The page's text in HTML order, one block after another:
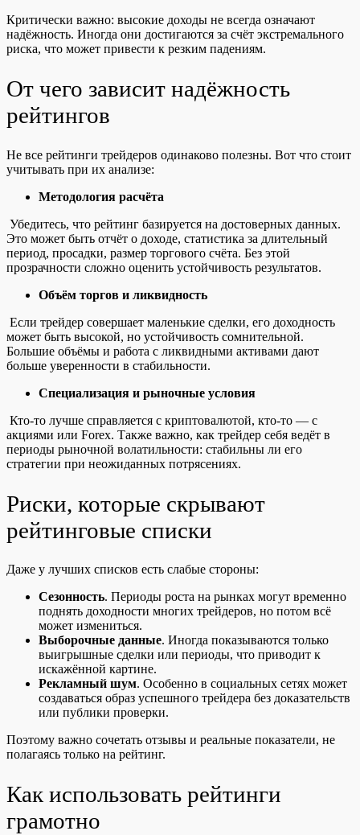
Критически важно: высокие доходы не всегда означают
надёжность. Иногда они достигаются за счёт экстремального
риска, что может привести к резким падениям.
От чего зависит надёжность
рейтингов
Не все рейтинги трейдеров одинаково полезны. Вот что стоит
учитывать при их анализе:
Методология расчёта
Убедитесь, что рейтинг базируется на достоверных данных.
Это может быть отчёт о доходе, статистика за длительный
период, просадки, размер торгового счёта. Без этой
прозрачности сложно оценить устойчивость результатов.
Объём торгов и ликвидность
Если трейдер совершает маленькие сделки, его доходность
может быть высокой, но устойчивость сомнительной.
Большие объёмы и работа с ликвидными активами дают
больше уверенности в стабильности.
Специализация и рыночные условия
Кто-то лучше справляется с криптовалютой, кто-то — с
акциями или Forex. Также важно, как трейдер себя ведёт в
периоды рыночной волатильности: стабильны ли его
стратегии при неожиданных потрясениях.
Риски, которые скрывают
рейтинговые списки
Даже у лучших списков есть слабые стороны:
Сезонность. Периоды роста на рынках могут временно
поднять доходности многих трейдеров, но потом всё
может измениться.
Выборочные данные. Иногда показываются только
выигрышные сделки или периоды, что приводит к
искажённой картине.
Рекламный шум. Особенно в социальных сетях может
создаваться образ успешного трейдера без доказательств
или публики проверки.
Поэтому важно сочетать отзывы и реальные показатели, не
полагаясь только на рейтинг.
Как использовать рейтинги
грамотно